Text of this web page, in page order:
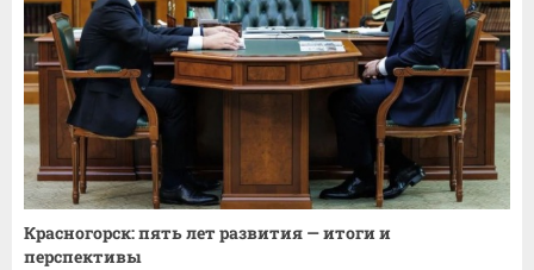
Красногорск: пять лет развития — итоги и
перспективы